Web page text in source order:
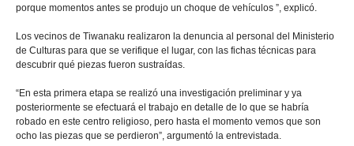
porque momentos antes se produjo un choque de vehículos ”, explicó.
Los vecinos de Tiwanaku realizaron la denuncia al personal del Ministerio
de Culturas para que se verifique el lugar, con las fichas técnicas para
descubrir qué piezas fueron sustraídas.
“En esta primera etapa se realizó una investigación preliminar y ya
posteriormente se efectuará el trabajo en detalle de lo que se habría
robado en este centro religioso, pero hasta el momento vemos que son
ocho las piezas que se perdieron”, argumentó la entrevistada.